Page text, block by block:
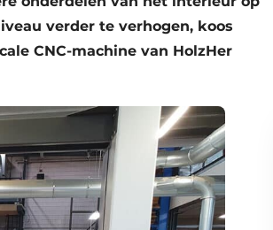
verder te verhogen, koos
CNC-machine van HolzHer